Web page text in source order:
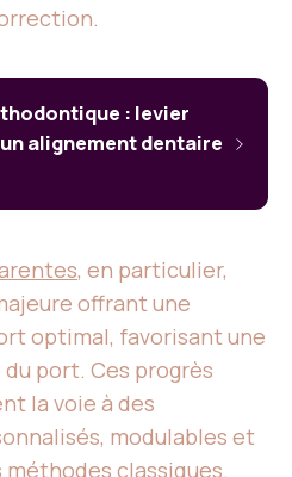
: levier
alignement dentaire
, en particulier,
offrant une
optimal, favorisant une
port. Ces progrès
la voie à des
modulables et
classiques.